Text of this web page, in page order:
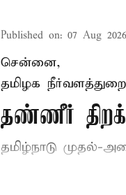
Published on: 07 Aug
சென்னை,
தமிழக நீர்வளத்துறை
தண்ணீர்
தமிழ்நாடு முதல்-